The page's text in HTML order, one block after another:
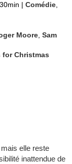
| Comédie
Moore ,Sam
for Christmas
elle reste
inattendue de